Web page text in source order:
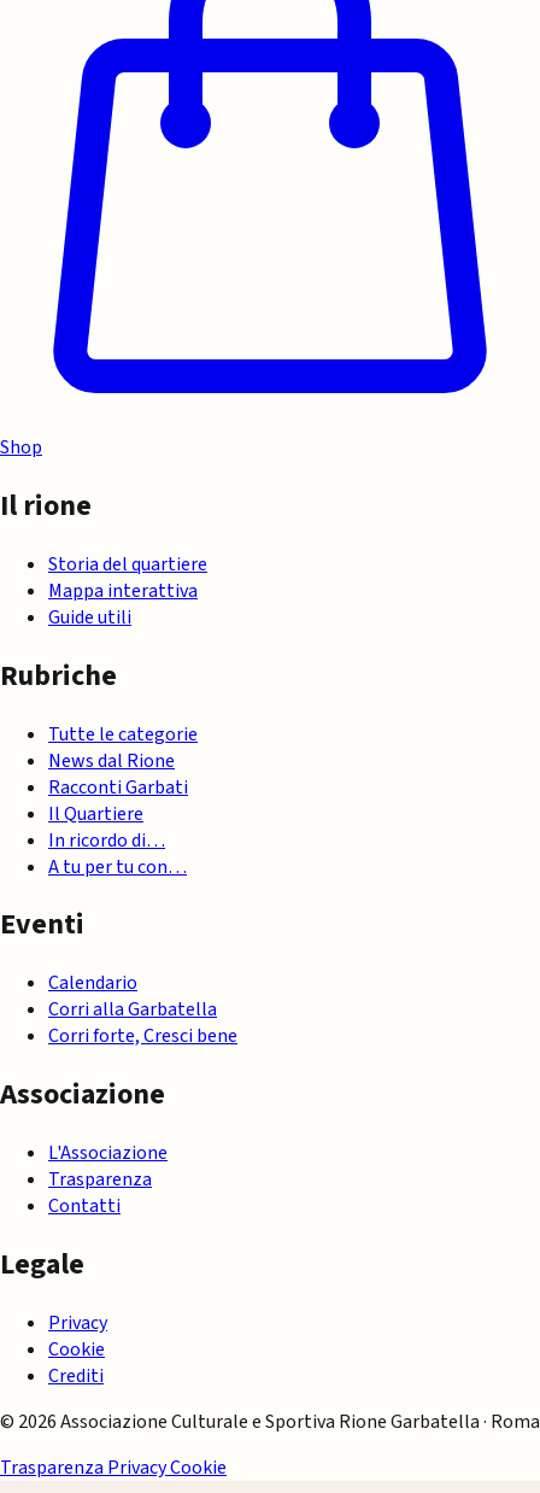
Shop
Il rione
Storia del quartiere
Mappa interattiva
Guide utili
Rubriche
Tutte le categorie
News dal Rione
Racconti Garbati
Il Quartiere
In ricordo di…
A tu per tu con…
Eventi
Calendario
Corri alla Garbatella
Corri forte, Cresci bene
Associazione
L'Associazione
Trasparenza
Contatti
Legale
Privacy
Cookie
Crediti
© 2026 Associazione Culturale e Sportiva Rione Garbatella · Roma
Trasparenza PrivacyCookie